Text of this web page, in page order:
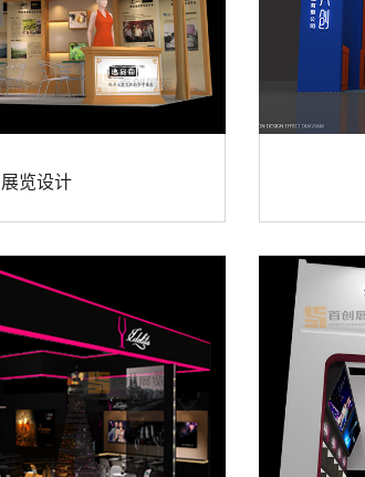
览设计